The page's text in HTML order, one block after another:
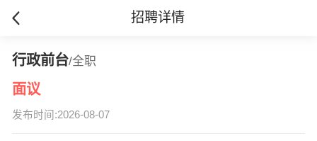
招聘详情
行政前台/全职
面议
发布时间:2026-08-07